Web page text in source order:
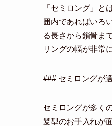
「セミロング」と
囲内であればいろ
る長さから鎖骨ま
リングの幅が非常
### セミロングが
セミロングが多く
髪型のお手入れが